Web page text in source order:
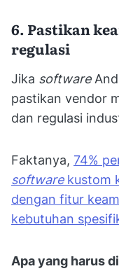
6. Pastikan
regulasi
Jika software
pastikan vendor
dan regulasi
Faktanya, 74%
softwarekustom
dengan fitur
kebutuhan
Apa yang harus